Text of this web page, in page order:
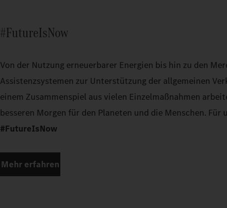
#FutureIsNow
Von der Nutzung erneuerbarer Energien bis hin zu den
Assistenzsystemen zur Unterstützung der allgemeinen
einem Zusammenspiel aus vielen Einzelmaßnahmen
besseren Morgen für den Planeten und die Menschen. Für
#FutureIsNow
Mehr erfahren